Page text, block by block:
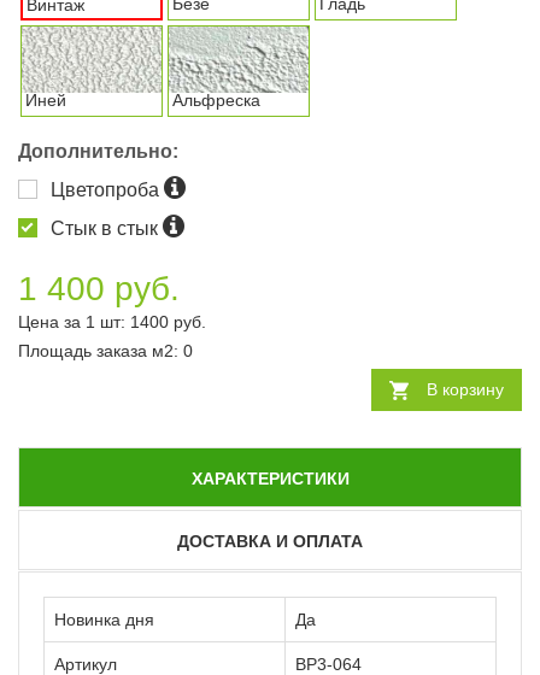
Винтаж
Иней Альфреска
Дополнительно:
Цветопроба
Стык в стык
1 400 руб.
Цена за 1 шт: 1400 руб.
Площадь заказа м2: 0
В корзину
ХАРАКТЕРИСТИКИ
ДОСТАВКА И ОПЛАТА
Новинка дня Да
Артикул ВР3-064